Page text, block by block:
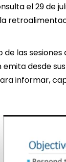
el 29 de
las sesiones
emita desde
informar,